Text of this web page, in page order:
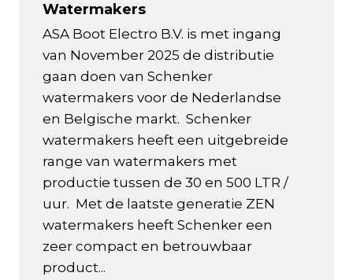
Watermakers
ASA Boot Electro B.V. is met ingang
van November 2025 de distributie
gaan doen van Schenker
watermakers voor de Nederlandse
en Belgische markt. Schenker
watermakers heeft een uitgebreide
range van watermakers met
productie tussen de 30 en 500 LTR /
uur. Met de laatste generatie ZEN
watermakers heeft Schenker een
zeer compact en betrouwbaar
product...